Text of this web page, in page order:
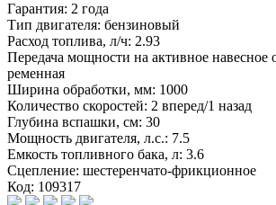
Гарантия: 2 года
Тип двигателя: бензиновый
Расход топлива, л/ч: 2.93
Передача мощности на активное навесное
ременная
Ширина обработки, мм: 1000
Количество скоростей: 2 вперед/1 назад
Глубина вспашки, см: 30
Мощность двигателя, л.с.: 7.5
Емкость топливного бака, л: 3.6
Сцепление: шестеренчато-фрикционное
Код: 109317